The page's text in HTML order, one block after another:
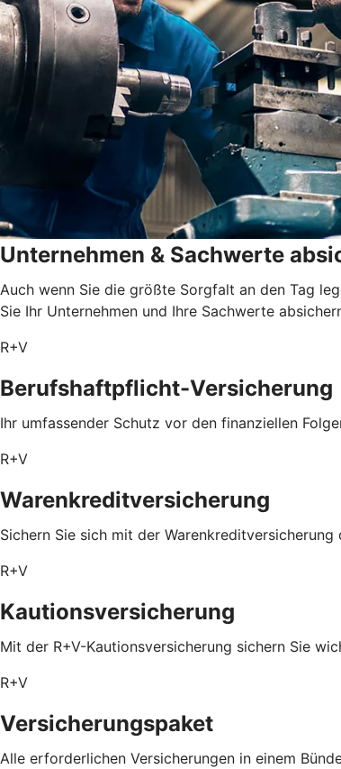
Unternehmen & Sachwerte
Auch wenn Sie die größte Sorgfalt an den Tag
Sie Ihr Unternehmen und Ihre Sachwerte
R+V
Berufshaftpflicht-Versicherung
Ihr umfassender Schutz vor den finanziellen
R+V
Warenkreditversicherung
Sichern Sie sich mit der
R+V
Kautionsversicherung
Mit der R+V-Kautionsversicherung sichern Sie
R+V
Versicherungspaket
Alle erforderlichen Versicherungen in einem